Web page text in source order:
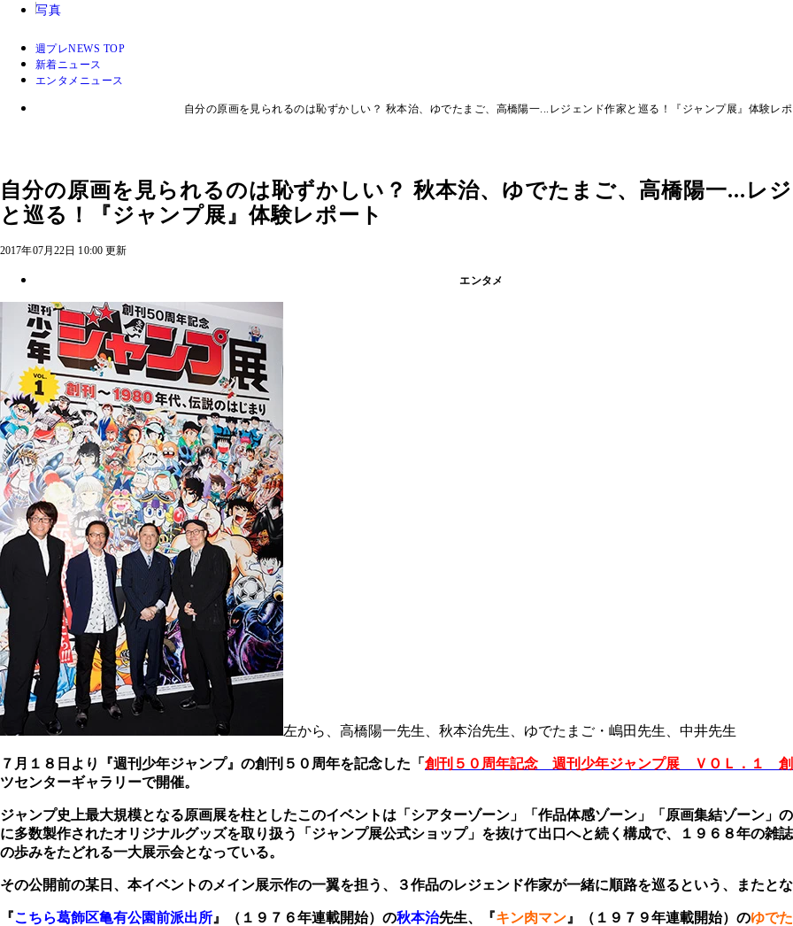
写真
週プレNEWS TOP
新着ニュース
エンタメニュース
自分の原画を見られるのは恥ずかしい？ 秋本治、ゆでたまご、高橋陽一...レジェンド作家と巡る！『ジャンプ展』体験レポ
自分の原画を見られるのは恥ずかしい？ 秋本治、ゆでたまご、高橋陽一...レ
と巡る！『ジャンプ展』体験レポート
2017年07月22日 10:00 更新
エンタメ
左から、高橋陽一先生、秋本治先生、ゆでたまご・嶋田先生、中井先生
７月１８日より『週刊少年ジャンプ』の創刊５０周年を記念した「 創刊５０周年記念 週刊少年ジャンプ展 ＶＯＬ．１ 創
ツセンターギャラリーで開催。
ジャンプ史上最大規模となる原画展を柱としたこのイベントは「シアターゾーン」「作品体感ゾーン」「原画集結ゾーン」
に多数製作されたオリジナルグッズを取り扱う「ジャンプ展公式ショップ」を抜けて出口へと続く構成で、１９６８年の雑
の歩みをたどれる一大展示会となっている。
その公開前の某日、本イベントのメイン展示作の一翼を担う、３作品のレジェンド作家が一緒に順路を巡るという、またと
『こちら葛飾区亀有公園前派出所 』（１９７６年連載開始）の秋本治先生、『キン肉マン 』（１９７９年連載開始）のゆで